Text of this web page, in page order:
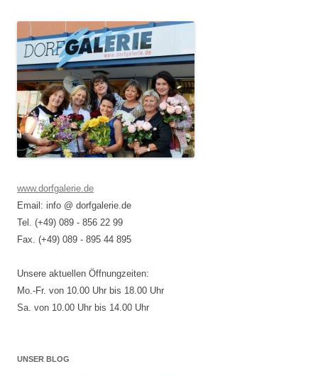
www.dorfgalerie.de
Email: info @ dorfgalerie.de
Tel. (+49) 089 - 856 22 99
Fax. (+49) 089 - 895 44 895
Unsere aktuellen Öffnungzeiten:
Mo.-Fr. von 10.00 Uhr bis 18.00 Uhr
Sa. von 10.00 Uhr bis 14.00 Uhr
UNSER BLOG